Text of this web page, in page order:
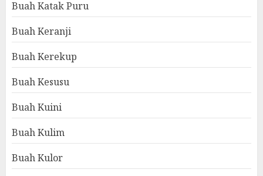
Buah Katak Puru
Buah Keranji
Buah Kerekup
Buah Kesusu
Buah Kuini
Buah Kulim
Buah Kulor